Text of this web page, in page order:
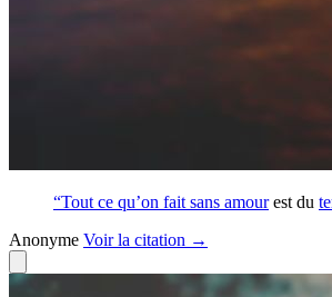
“Tout ce qu’on fait sans amourest du
Anonyme Voirla citation →